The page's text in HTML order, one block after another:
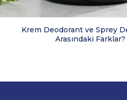
Krem Deodorant ve Sprey
Arasındaki Farklar?